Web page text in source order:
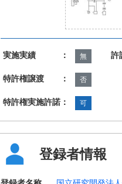
実施実績 ： 無 許
特許権譲渡 ： 否
特許権実施許諾： 可
登録者情報